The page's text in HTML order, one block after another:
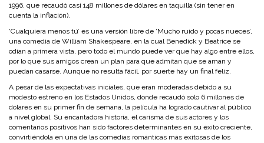
1996, que recaudó casi 148 millones de dólares en taquilla (sin tener en
cuenta la inflación).
‘Cualquiera menos tú’ es una versión libre de ‘Mucho ruido y pocas nueces’,
una comedia de William Shakespeare, en la cual Benedick y Beatrice se
odian a primera vista, pero todo el mundo puede ver que hay algo entre ellos,
por lo que sus amigos crean un plan para que admitan que se aman y
puedan casarse. Aunque no resulta fácil, por suerte hay un final feliz.
A pesar de las expectativas iniciales, que eran moderadas debido a su
modesto estreno en los Estados Unidos, donde recaudó solo 6 millones de
dólares en su primer fin de semana, la película ha logrado cautivar al público
a nivel global. Su encantadora historia, el carisma de sus actores y los
comentarios positivos han sido factores determinantes en su éxito creciente,
convirtiéndola en una de las comedias románticas más exitosas de los